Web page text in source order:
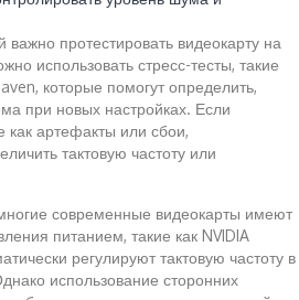
протестировать видеокарту на
использовать стресс-тесты, такие
которые помогут определить,
при новых настройках. Если
как артефакты или сбои,
тактовую частоту или
современные видеокарты имеют
питанием, такие как NVIDIA
регулируют тактовую частоту в
использование сторонних